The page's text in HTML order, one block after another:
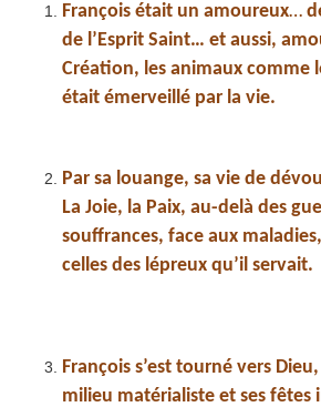
François était un amoureux…
de l’Esprit Saint… et aussi,
Création, les animaux comme
était émerveillé par la vie.
Par sa louange, sa vie de
La Joie, la Paix, au-delà des
souffrances, face aux
celles des lépreux qu’il servait.
François s’est tourné vers
milieu matérialiste et ses fêtes